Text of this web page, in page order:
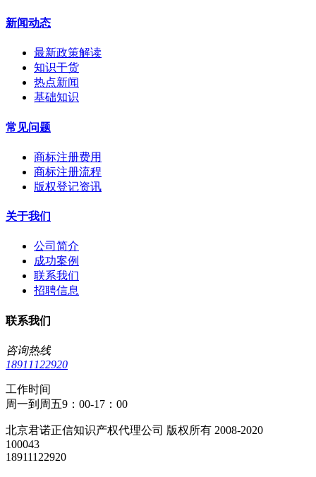
新闻动态
最新政策解读
知识干货
热点新闻
基础知识
常见问题
商标注册费用
商标注册流程
版权登记资讯
关于我们
公司简介
成功案例
联系我们
招聘信息
联系我们
咨询热线
18911122920
工作时间
周一到周五9：00-17：00
北京君诺正信知识产权代理公司 版权所有 2008-2020
100043
18911122920